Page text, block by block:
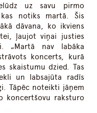
uz savu pirmo
kas notiks martā. Šis
dāvana, ko ikviens
ļaujot viņai justies
„Martā nav labāka
koncerts, kurā
skaistumu dzied. Tas
un labsajūta radīs
Tāpēc noteikti jāņem
koncertšovu raksturo